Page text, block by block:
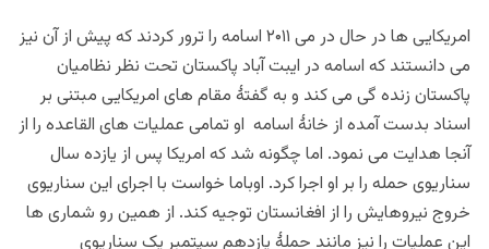
امریکایی ها در حال در می ۲۰۱۱ اسامه را ترور کردند که پیش از آن نیز
می دانستند که اسامه در ایبت آباد پاکستان تحت نظر نظامیان
پاکستان زنده گی می کند و به گفتۀ مقام های امریکایی مبتنی بر
اسناد بدست آمده از خانۀ اسامه او تمامی عملیات های القاعده را از
آنجا هدایت می نمود. اما چگونه شد که امریکا پس از یازده سال
سناریوی حمله را بر او اجرا کرد. اوباما خواست با اجرای این سناریوی
خروج نیروهایش را از افغانستان توجیه کند. از همین رو شماری ها
این عملیات را نیز مانند حملۀ یازدهم سپتمبر یک سناریوی